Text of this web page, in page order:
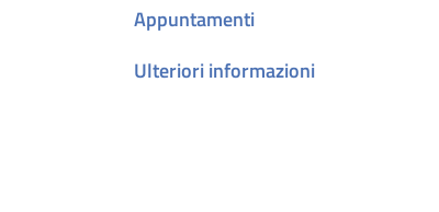
Appuntamenti
Ulteriori informazioni